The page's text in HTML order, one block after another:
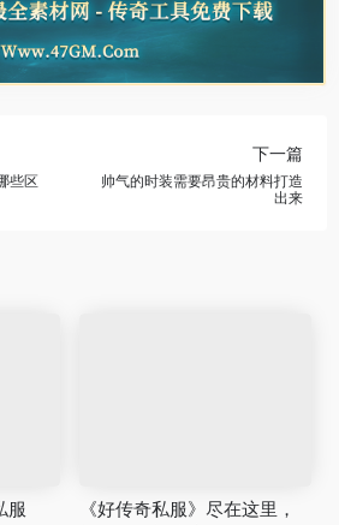
些区
下一篇
帅气的时装需要昂贵的材料打造
出来
服
《好传奇私服》尽在这里，